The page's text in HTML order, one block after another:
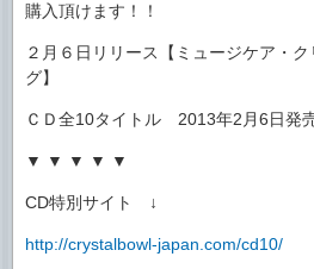
購入頂けます！！
２月６日リリース【ミュージケア・
グ】
ＣＤ全10タイトル 2013年2月6日発
▼ ▼ ▼ ▼ ▼
CD特別サイト ↓
http://crystalbowl-japan.com/cd10/